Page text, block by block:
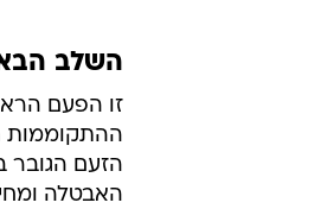
השלב
ההתקוממות
הזעם הגובר
האבטלה